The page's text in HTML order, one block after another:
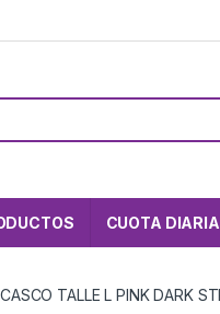
CUOTA DIARIA
CASCO TALLE L PINK DARK